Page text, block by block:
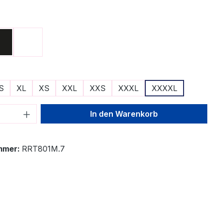
XL XS XXL XXS XXXL XXXXL
Anzahl: Gib den gewünschten Wert
In den Warenkorb
RRT801M.7